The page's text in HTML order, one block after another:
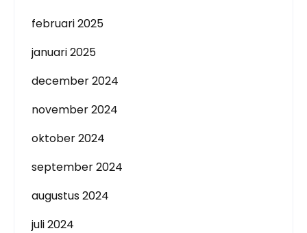
februari 2025
januari 2025
december 2024
november 2024
oktober 2024
september 2024
augustus 2024
juli 2024